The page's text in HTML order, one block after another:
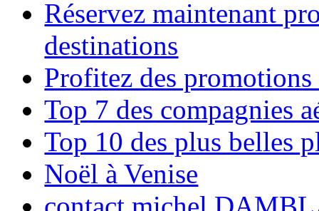
Réservez maintenant
destinations
Profitez des
Top 7 des compagnies
Top 10 des plus belles
Noël à Venise